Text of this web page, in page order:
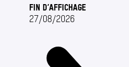
FIN D’AFFICHAGE
27/08/2026